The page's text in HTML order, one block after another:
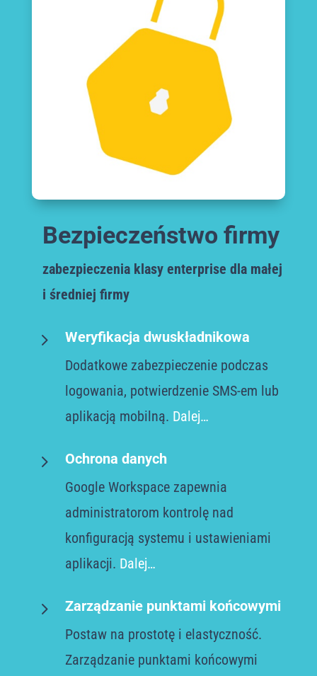
Bezpieczeństwo firmy
zabezpieczenia klasy enterprise dla małej
i średniej firmy
5
Weryfikacja dwuskładnikowa
Dodatkowe zabezpieczenie podczas
logowania, potwierdzenie SMS-em lub
aplikacją mobilną. Dalej…
5
Ochrona danych
Google Workspacezapewnia
administratorom kontrolę nad
konfiguracją systemu i ustawieniami
aplikacji. Dalej…
5
Zarządzanie punktami końcowymi
Postaw na prostotę i elastyczność.
Zarządzanie punktami końcowymi